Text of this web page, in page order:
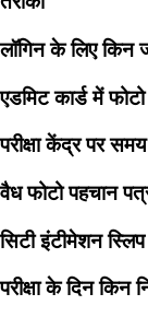
लॉगिन के लिए किन
एडमिट कार्ड में
परीक्षा केंद्र पर
वैध फोटो पहचान
सिटी इंटीमेशन
परीक्षा के दिन किन